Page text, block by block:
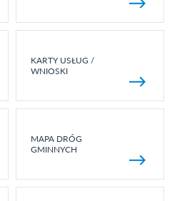
KARTY USŁUG /
WNIOSKI
MAPA DRÓG
GMINNYCH